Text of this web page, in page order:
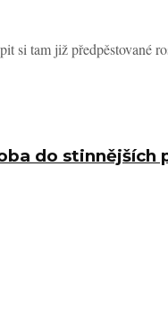
si tam již předpěstované
do stinnějších